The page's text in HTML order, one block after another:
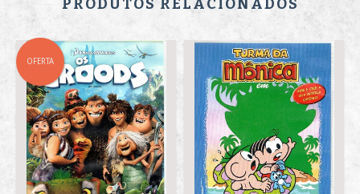
PRODUTOS RELACIONADOS
OFERTA